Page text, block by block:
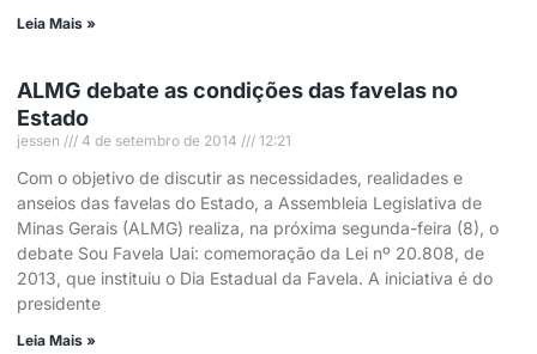
Leia Mais »
ALMG debate as condições das favelas no
Estado
jessen 4 de setembro de 2014 12:21
Com o objetivo de discutir as necessidades, realidades e
anseios das favelas do Estado, a Assembleia Legislativa de
Minas Gerais (ALMG) realiza, na próxima segunda-feira (8), o
debate Sou Favela Uai: comemoração da Lei nº 20.808, de
2013, que instituiu o Dia Estadual da Favela. A iniciativa é do
presidente
Leia Mais »